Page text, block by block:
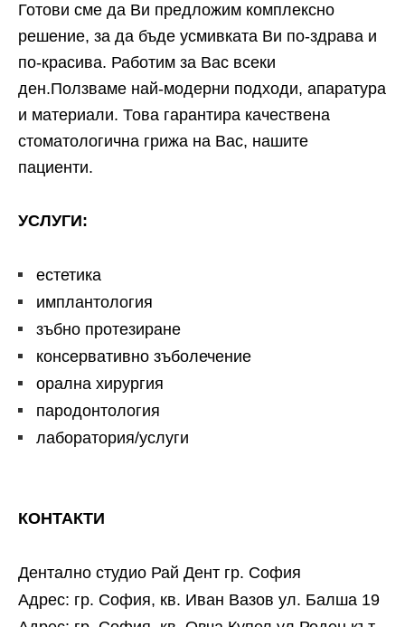
Готови сме да Ви предложим комплексно
решение, за да бъде усмивката Ви по-здрава и
по-красива. Работим за Вас всеки
ден.Ползваме най-модерни подходи, апаратура
и материали. Това гарантира качествена
стоматологична грижа на Вас, нашите
пациенти.
УСЛУГИ:
естетика
имплантология
зъбно протезиране
консервативно зъболечение
орална хирургия
пародонтология
лаборатория/услуги
КОНТАКТИ
Дентално студио Рай Дент гр. София
Адрес: гр. София, кв. Иван Вазов ул. Балша 19